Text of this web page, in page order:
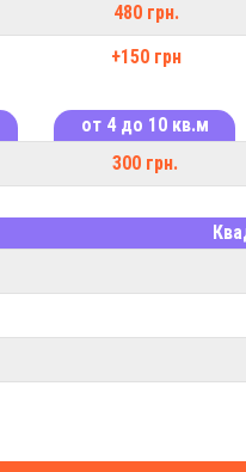
480 грн.
+150 грн
от 4 до 10 кв.м
300 грн.